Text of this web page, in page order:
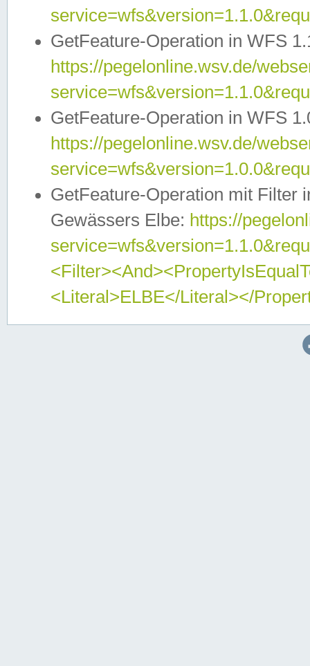
GetFeature-Operation in WFS
https://pegelonline.wsv.de/
GetFeature-Operation in WFS
https://pegelonline.wsv.de/
GetFeature-Operation mit Filter
Gewässers Elbe: https://
<Literal>ELBE</Literal></